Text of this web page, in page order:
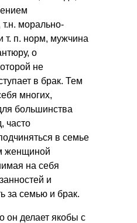
морально-
т. п. норм, мужчина
о
не
в брак. Тем
многих,
большинства
часто
в семье
женщиной
на себя
и
за семью и брак.
он делает якобы с